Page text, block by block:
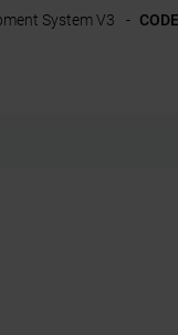
System V3